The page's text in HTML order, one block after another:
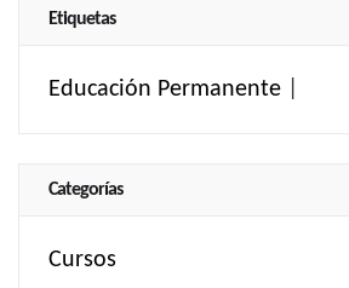
Etiquetas
Educación Permanente
Categorías
Cursos